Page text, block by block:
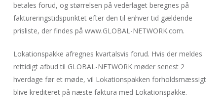
betales forud, og størrelsen på vederlaget beregnes på
faktureringstidspunktet efter den til enhver tid gældende
prisliste, der findes på www.GLOBAL-NETWORK.com.
Lokationspakke afregnes kvartalsvis forud. Hvis der meldes
rettidigt afbud til GLOBAL-NETWORK møder senest 2
hverdage før et møde, vil Lokationspakken forholdsmæssigt
blive krediteret på næste faktura med Lokationspakke.